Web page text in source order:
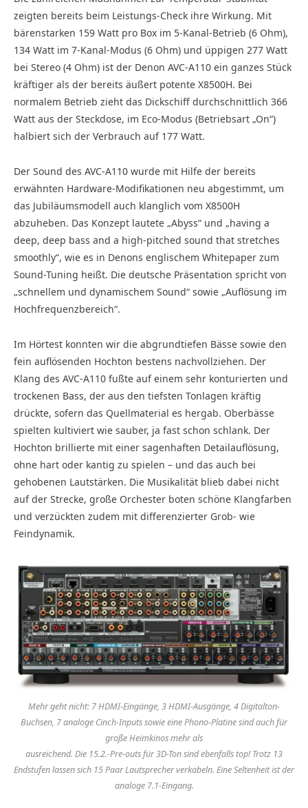
zeigten bereits beim Leistungs-Check ihre Wirkung. Mit
bärenstarken 159 Watt pro Box im 5-Kanal-Betrieb (6 Ohm),
134 Watt im 7-Kanal-Modus (6 Ohm) und üppigen 277 Watt
bei Stereo (4 Ohm) ist der Denon AVC-A110 ein ganzes Stück
kräftiger als der bereits äußert potente X8500H. Bei
normalem Betrieb zieht das Dickschiff durchschnittlich 366
Watt aus der Steckdose, im Eco-Modus (Betriebsart „On“)
halbiert sich der Verbrauch auf 177 Watt.
Der Sound des AVC-A110 wurde mit Hilfe der bereits
erwähnten Hardware-Modifikationen neu abgestimmt, um
das Jubiläumsmodell auch klanglich vom X8500H
abzuheben. Das Konzept lautete „Abyss“ und „having a
deep, deep bass and a high-pitched sound that stretches
smoothly“, wie es in Denons englischem Whitepaper zum
Sound-Tuning heißt. Die deutsche Präsentation spricht von
„schnellem und dynamischem Sound“ sowie „Auflösung im
Hochfrequenzbereich“.
Im Hörtest konnten wir die abgrundtiefen Bässe sowie den
fein auflösenden Hochton bestens nachvollziehen. Der
Klang des AVC-A110 fußte auf einem sehr konturierten und
trockenen Bass, der aus den tiefsten Tonlagen kräftig
drückte, sofern das Quellmaterial es hergab. Oberbässe
spielten kultiviert wie sauber, ja fast schon schlank. Der
Hochton brillierte mit einer sagenhaften Detailauflösung,
ohne hart oder kantig zu spielen – und das auch bei
gehobenen Lautstärken. Die Musikalität blieb dabei nicht
auf der Strecke, große Orchester boten schöne Klangfarben
und verzückten zudem mit differenzierter Grob- wie
Feindynamik.
Mehr geht nicht: 7 HDMI-Eingänge, 3 HDMI-Ausgänge, 4 Digitalton-
Buchsen, 7 analoge Cinch-Inputs sowie eine Phono-Platine sind auch für
große Heimkinos mehr als
ausreichend. Die 15.2.-Pre-outs für 3D-Ton sind ebenfalls top! Trotz 13
Endstufen lassen sich 15 Paar Lautsprecher verkabeln. Eine Seltenheit ist der
analoge 7.1-Eingang.